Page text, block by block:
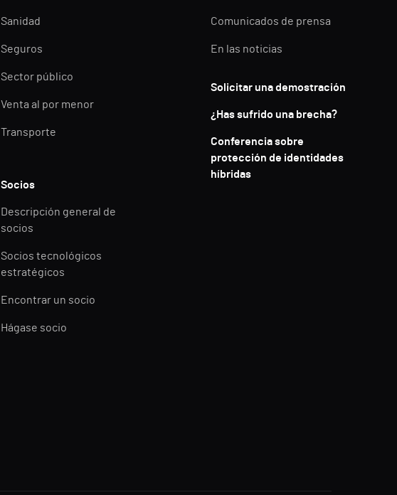
Sanidad
Seguros
Sector público
Venta al por menor
Transporte
Socios
Descripción general de
socios
Socios tecnológicos
estratégicos
Encontrar un socio
Hágase socio
Comunicados de prensa
En las noticias
Solicitar una demostración
¿Has sufrido una brecha?
Conferencia sobre
protección de identidades
híbridas